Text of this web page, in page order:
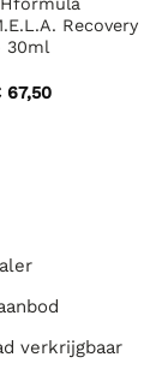
Recovery
30ml
67,50
verkrijgbaar